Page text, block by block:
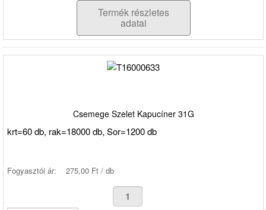
Termék részletes
adatai
Csemege Szelet Kapucíner 31G
krt=60 db, rak=18000 db, Sor=1200 db
Fogyasztói ár: 275,00 Ft / db